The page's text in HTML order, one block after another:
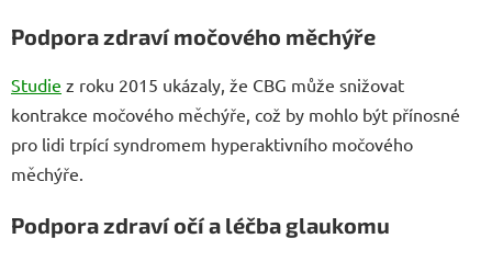
Podpora zdraví močového měchýře
Studie z roku 2015 ukázaly, že CBG může snižovat
kontrakce močového měchýře, což by mohlo být přínosné
pro lidi trpící syndromem hyperaktivního močového
měchýře.
Podpora zdraví očí a léčba glaukomu